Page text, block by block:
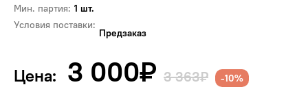
Мин. партия: 1 шт.
Условия поставки:
Предзаказ
Цена: 3 000₽ 3 363₽ -10%